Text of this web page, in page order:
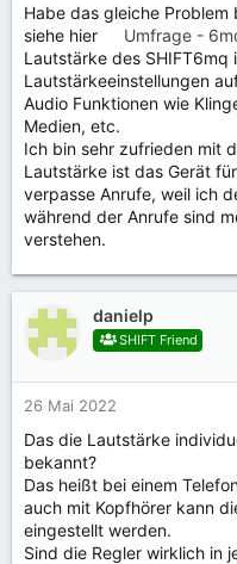
Habe das gleiche Problem
siehe hier
Umfrage -
Lautstärke des SHIFT6mq
Lautstärkeeinstellungen
Audio Funktionen wie
Medien, etc.
Ich bin sehr zufrieden mit
Lautstärke ist das Gerät
verpasse Anrufe, weil ich
während der Anrufe sind
verstehen.
danielp
SHIFT Friend
26 Mai 2022
Das die Lautstärke
bekannt?
Das heißt bei einem
auch mit Kopfhörer kann
eingestellt werden.
Sind die Regler wirklich in